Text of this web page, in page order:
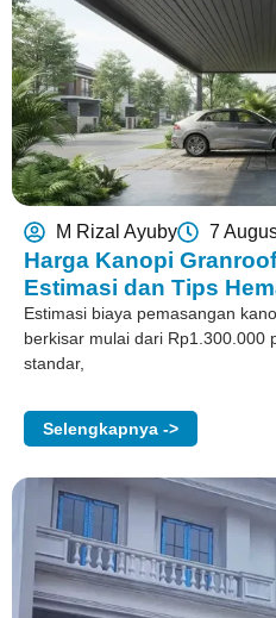
M Rizal Ayuby 7
Harga Kanopi
Estimasi dan Tips
Estimasi biaya pemasangan
berkisar mulai dari Rp1.300.000
standar,
Selengkapnya ->